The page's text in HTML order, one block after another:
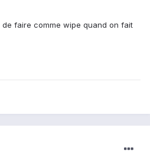
faire comme wipe quand on fait